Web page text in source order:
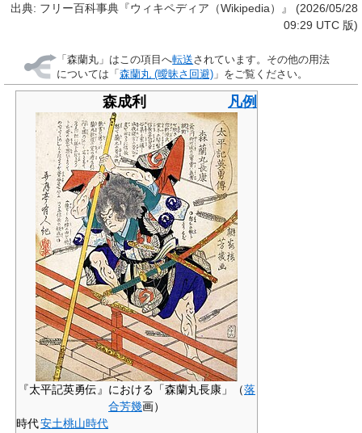
出典: フリー百科事典『ウィキペディア（Wikipedia）』 (2026/05/28
09:29 UTC 版)
「森蘭丸 」はこの項目へ転送されています。その他の用法
については「森蘭丸 (曖昧さ回避) 」をご覧ください。
凡例
森成利
『太平記英勇伝』における「森蘭丸長康」（落
合芳幾画）
時代安土桃山時代